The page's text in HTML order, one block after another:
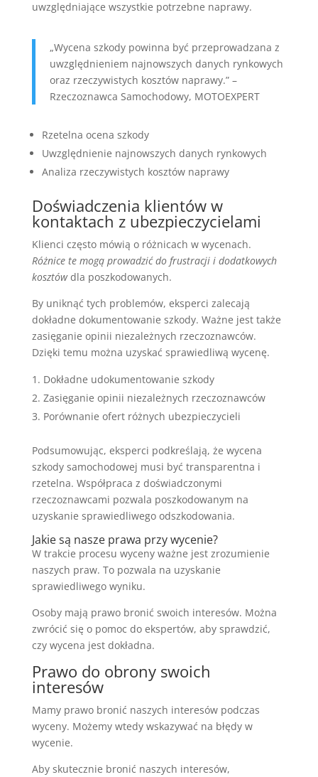
uwzględniające wszystkie potrzebne naprawy.
„Wycena szkody powinna być przeprowadzana z
uwzględnieniem najnowszych danych rynkowych
oraz rzeczywistych kosztów naprawy.” –
Rzeczoznawca Samochodowy, MOTOEXPERT
Rzetelna ocena szkody
Uwzględnienie najnowszych danych rynkowych
Analiza rzeczywistych kosztów naprawy
Doświadczenia klientów w
kontaktach z ubezpieczycielami
Klienci często mówią o różnicach w wycenach.
Różnice te mogą prowadzić do frustracji i dodatkowych
kosztówdla poszkodowanych.
By uniknąć tych problemów, eksperci zalecają
dokładne dokumentowanie szkody. Ważne jest także
zasięganie opinii niezależnych rzeczoznawców.
Dzięki temu można uzyskać sprawiedliwą wycenę.
Dokładne udokumentowanie szkody
Zasięganie opinii niezależnych rzeczoznawców
Porównanie ofert różnych ubezpieczycieli
Podsumowując, eksperci podkreślają, że wycena
szkody samochodowej musi być transparentna i
rzetelna. Współpraca z doświadczonymi
rzeczoznawcami pozwala poszkodowanym na
uzyskanie sprawiedliwego odszkodowania.
Jakie są nasze prawa przy wycenie?
W trakcie procesu wyceny ważne jest zrozumienie
naszych praw. To pozwala na uzyskanie
sprawiedliwego wyniku.
Osoby mają prawo bronić swoich interesów. Można
zwrócić się o pomoc do ekspertów, aby sprawdzić,
czy wycena jest dokładna.
Prawo do obrony swoich
interesów
Mamy prawo bronić naszych interesów podczas
wyceny. Możemy wtedy wskazywać na błędy w
wycenie.
Aby skutecznie bronić naszych interesów,